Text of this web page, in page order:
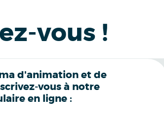
vous !
d'animation et de
vous à notre
en ligne :